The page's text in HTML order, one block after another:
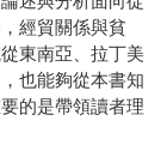
經貿關係與貧
東南亞、拉丁美
也能夠從本書知
的是帶領讀者理